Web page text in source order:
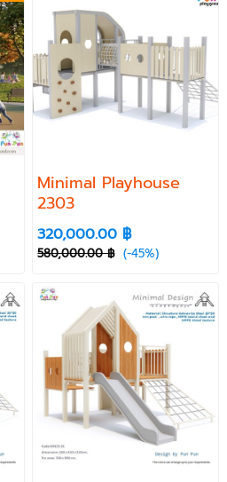
Minimal Playhouse
2303
320,000.00 ฿
580,000.00 ฿ (-45%)